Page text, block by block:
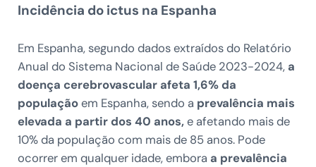
Incidência do ictus na Espanha
Em Espanha, segundo dados extraídos do Relatório
Anual do Sistema Nacional de Saúde 2023-2024, a
doença cerebrovascular afeta 1,6% da
populaçãoem Espanha, sendo a prevalência mais
elevada a partir dos 40 anos,e afetando mais de
10% da população com mais de 85 anos. Pode
ocorrer em qualquer idade, embora a prevalência